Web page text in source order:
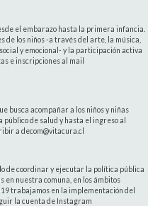
el embarazo hasta la primera infancia.
los niños -a través del arte, la música,
y emocional- y la participación activa
e inscripciones al mail
busca acompañar a los niños y niñas
de salud y hasta el ingreso al
a decom@vitacura.cl
de coordinar y ejecutar la política pública
en nuestra comuna, en los ámbitos
trabajamos en la implementación del
la cuenta de Instagram